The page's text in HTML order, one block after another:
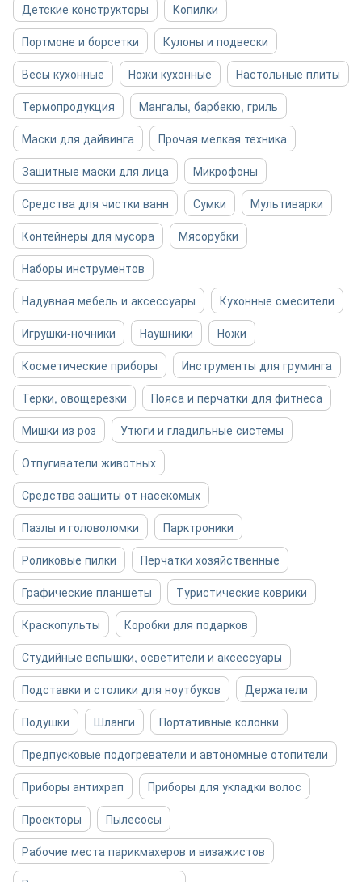
Детские конструкторы
Копилки
Портмоне и борсетки
Кулоны и подвески
Весы кухонные
Ножи кухонные
Настольные плиты
Термопродукция
Мангалы, барбекю, гриль
Маски для дайвинга
Прочая мелкая техника
Защитные маски для лица
Микрофоны
Средства для чистки ванн
Сумки
Мультиварки
Контейнеры для мусора
Мясорубки
Наборы инструментов
Надувная мебель и аксессуары
Кухонные смесители
Игрушки-ночники
Наушники
Ножи
Косметические приборы
Инструменты для груминга
Терки, овощерезки
Пояса и перчатки для фитнеса
Мишки из роз
Утюги и гладильные системы
Отпугиватели животных
Средства защиты от насекомых
Пазлы и головоломки
Парктроники
Роликовые пилки
Перчатки хозяйственные
Графические планшеты
Туристические коврики
Краскопульты
Коробки для подарков
Студийные вспышки, осветители и аксессуары
Подставки и столики для ноутбуков
Держатели
Подушки
Шланги
Портативные колонки
Предпусковые подогреватели и автономные отопители
Приборы антихрап
Приборы для укладки волос
Проекторы
Пылесосы
Рабочие места парикмахеров и визажистов